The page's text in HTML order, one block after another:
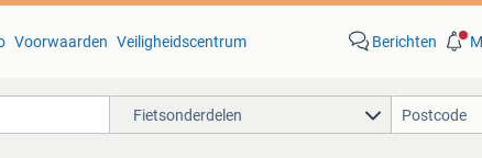
Voorwaarden Veiligheidscentrum Berichten
Fietsonderdelen